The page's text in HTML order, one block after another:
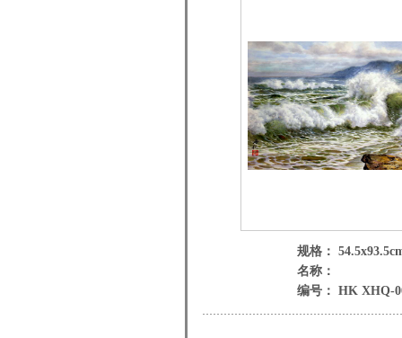
规格：
名称：
编号： HK XHQ-